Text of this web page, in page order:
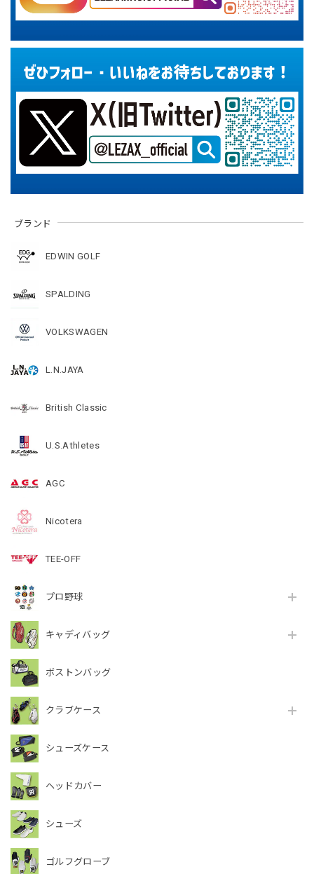
ブランド
EDWIN GOLF
SPALDING
VOLKSWAGEN
L.N.JAYA
British Classic
U.S.Athletes
AGC
Nicotera
TEE-OFF
プロ野球
キャディバッグ
ボストンバッグ
クラブケース
シューズケース
ヘッドカバー
シューズ
ゴルフグローブ